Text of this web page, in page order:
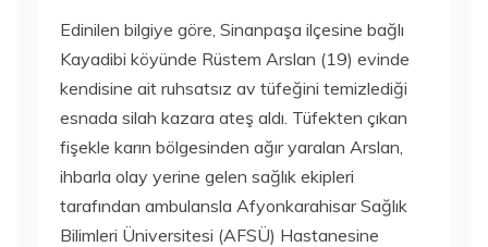
Edinilen bilgiye göre, Sinanpaşa ilçesine bağlı
Kayadibi köyünde Rüstem Arslan (19) evinde
kendisine ait ruhsatsız av tüfeğini temizlediği
esnada silah kazara ateş aldı. Tüfekten çıkan
fişekle karın bölgesinden ağır yaralan Arslan,
ihbarla olay yerine gelen sağlık ekipleri
tarafından ambulansla Afyonkarahisar Sağlık
Bilimleri Üniversitesi (AFSÜ) Hastanesine